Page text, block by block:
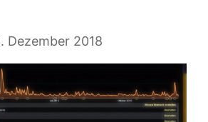
Dezember 2018